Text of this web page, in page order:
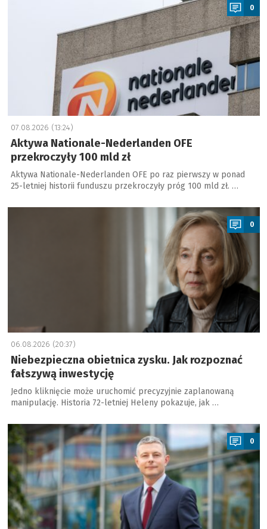
0
07.08.2026 (13:24)
Aktywa Nationale-Nederlanden OFE
przekroczyły 100 mld zł
Aktywa Nationale-Nederlanden OFE po raz pierwszy w ponad
25-letniej historii funduszu przekroczyły próg 100 mld zł. …
a
0
06.08.2026 (20:37)
Niebezpieczna obietnica zysku. Jak rozpoznać
fałszywą inwestycję
Jedno kliknięcie może uruchomić precyzyjnie zaplanowaną
manipulację. Historia 72-letniej Heleny pokazuje, jak …
a
0